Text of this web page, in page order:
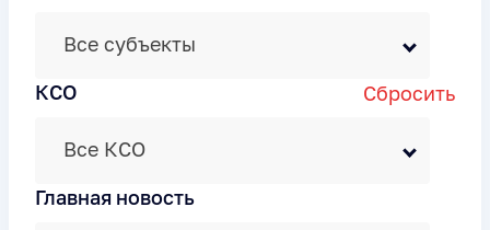
Все субъекты
КСО
Сбросить
Все КСО
Главная новость